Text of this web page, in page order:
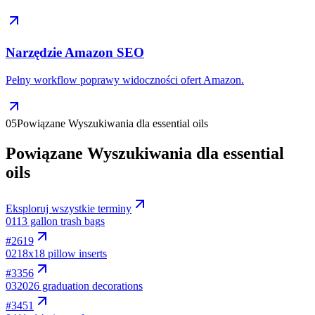
Narzędzie Amazon SEO
Pełny workflow poprawy widoczności ofert Amazon.
05Powiązane Wyszukiwania dla essential oils
Powiązane Wyszukiwania dla essential
oils
Eksploruj wszystkie terminy
0113 gallon trash bags
#2619
0218x18 pillow inserts
#3356
032026 graduation decorations
#3451